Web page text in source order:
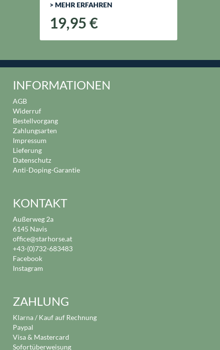
> MEHR ERFAHREN
19,95 €
INFORMATIONEN
AGB
Widerruf
Bestellvorgang
Zahlungsarten
Impressum
Lieferung
Datenschutz
Anti-Doping-Garantie
KONTAKT
Außerweg 2a
6145 Navis
office@starhorse.at
+43-(0)732-683483
Facebook
Instagram
ZAHLUNG
Klarna / Kauf auf Rechnung
Paypal
Visa & Mastercard
Sofortüberweisung